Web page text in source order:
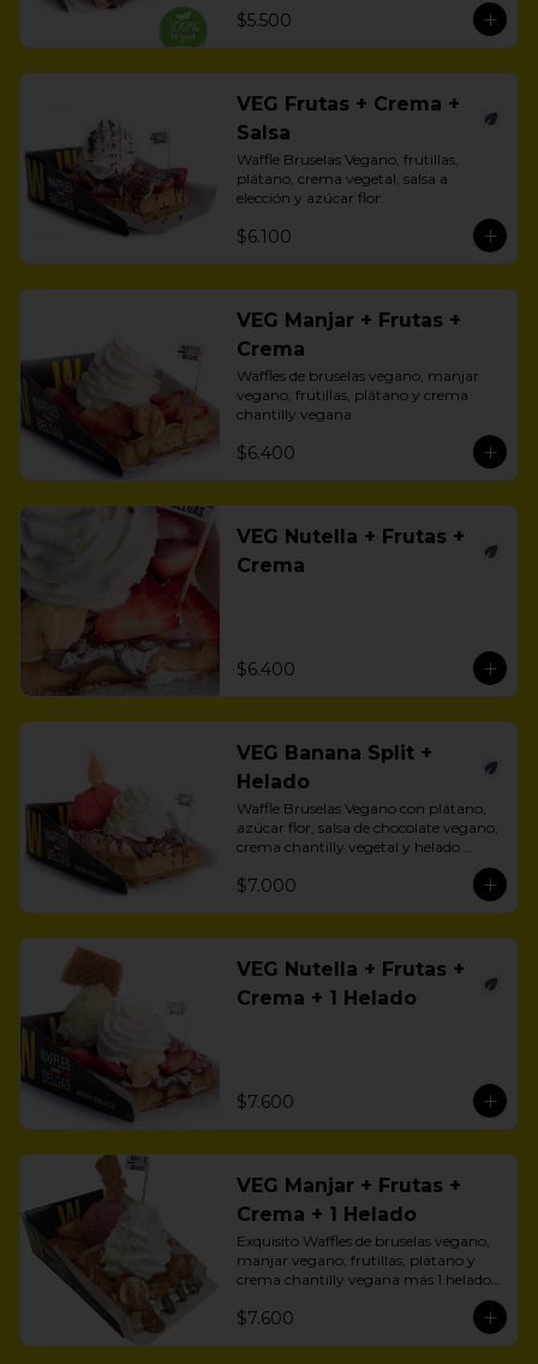
$5.500
VEG Frutas + Crema +
Salsa
Waffle Bruselas Vegano, frutillas,
plátano, crema vegetal, salsa a
elección y azúcar flor.
$6.100
VEG Manjar + Frutas +
Crema
Waffles de bruselas vegano, manjar
vegano, frutillas, plátano y crema
chantilly vegana
$6.400
VEG Nutella + Frutas +
Crema
$6.400
VEG Banana Split +
Helado
Waffle Bruselas Vegano con plátano,
azúcar flor, salsa de chocolate vegano,
crema chantilly vegetal y helado
$7.000
VEG Nutella + Frutas +
Crema + 1 Helado
$7.600
VEG Manjar + Frutas +
Crema + 1 Helado
Exquisito Waffles de bruselas vegano,
manjar vegano, frutillas, plátano y
crema chantilly vegana más 1 helado
$7.600